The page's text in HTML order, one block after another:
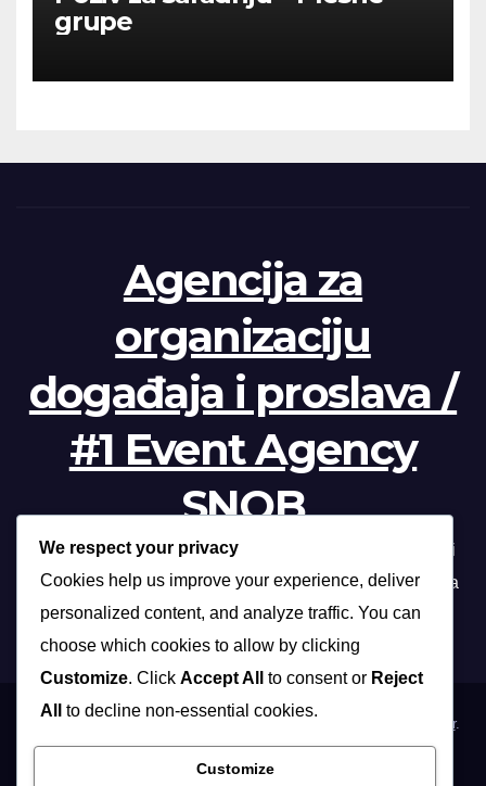
grupe
Agencija za
organizaciju
događaja i proslava /
#1 Event Agency
SNOB
Profesionalna organizacija događanja /// Beograd, Novi
Sad, Niš, Kopaonik, Zlatibor, Vrnjačka banja, Sokobanja
Themeansar.
Organizacija poslovnih događaja
We respect your privacy
Cookies help us improve your experience, deliver
personalized content, and analyze traffic. You can
choose which cookies to allow by clicking
Customize. Click Accept All to consent or Reject
All
to decline non-essential cookies.
Customize